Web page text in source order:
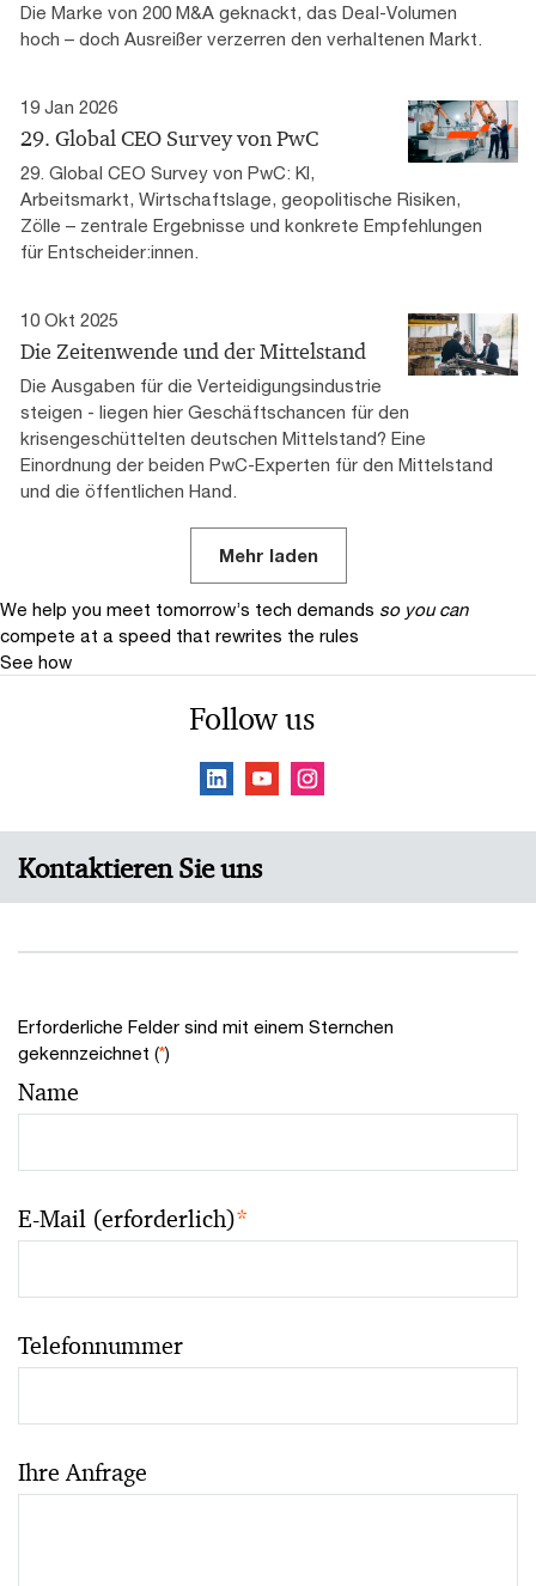
Die Marke von 200 M&A geknackt, das Deal-Volumen
hoch – doch Ausreißer verzerren den verhaltenen Markt.
19 Jan 2026
29. Global CEO Survey von PwC
29. Global CEO Survey von PwC: KI,
Arbeitsmarkt, Wirtschaftslage, geopolitische Risiken,
Zölle – zentrale Ergebnisse und konkrete Empfehlungen
für Entscheider:innen.
10 Okt 2025
Die Zeitenwende und der Mittelstand
Die Ausgaben für die Verteidigungsindustrie
steigen - liegen hier Geschäftschancen für den
krisengeschüttelten deutschen Mittelstand? Eine
Einordnung der beiden PwC-Experten für den Mittelstand
und die öffentlichen Hand.
Mehr laden
We help you meet tomorrow’s tech demands so you can
compete at a speed that rewrites the rules
See how
Follow us
Kontaktieren Sie uns
Erforderliche Felder sind mit einem Sternchen
gekennzeichnet (*)
Name
E-Mail (erforderlich)*
Telefonnummer
Ihre Anfrage